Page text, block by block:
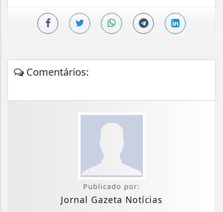
Comentários:
Publicado por:
Jornal Gazeta Notícias